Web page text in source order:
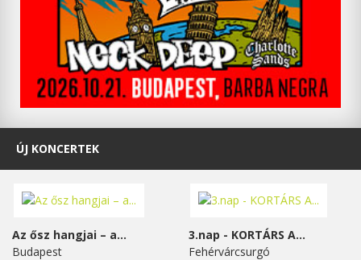
ÚJ KONCERTEK
Az ősz hangjai – a...
Budapest
3.nap - KORTÁRS A...
Fehérvárcsurgó